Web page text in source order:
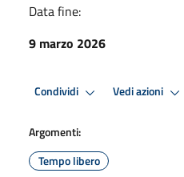
Data fine:
9 marzo 2026
Condividi Vedi azioni
Argomenti:
Tempo libero